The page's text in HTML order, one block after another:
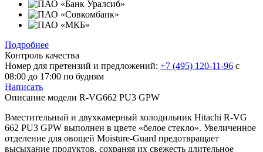
Подробнее
Контроль качества
Номер для претензий и предложений: +7 (495) 120-11-96 с
08:00 до 17:00 по будням
Написать
Описание модели R-VG662 PU3 GPW
Вместительный и двухкамерный холодильник Hitachi R-VG
662 PU3 GPW выполнен в цвете «белое стекло». Увеличенное
отделение для овощей Moisture-Guard предотвращает
высыхание продуктов, сохраняя их свежесть длительное